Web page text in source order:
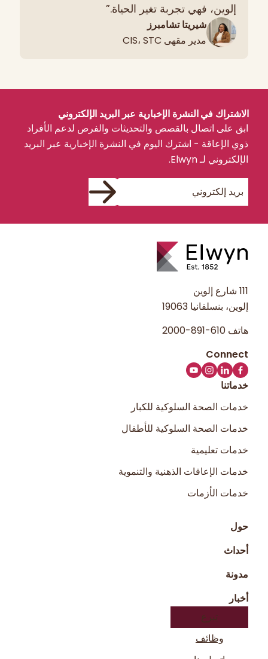
إلوين، فهي تجربة تغير الحياة.”
شيريتا تشامبرز
مدير مقهى CIS، STC
الاشتراك في النشرة الإخبارية عبر البريد الإلكتروني
ابق على اتصال بالقصص والتحديثات والفرص لدعم الأفراد
ذوي الإعاقة - اشترك اليوم في النشرة الإخبارية عبر البريد
الإلكتروني لـ Elwyn.
111 شارع إلوين
إلوين، بنسلفانيا 19063
هاتف 610-891-2000
خدماتنا
خدمات الصحة السلوكية للكبار
خدمات الصحة السلوكية للأطفال
خدمات تعليمية
خدمات الإعاقات الذهنية والتنموية
خدمات الأزمات
حول
أحداث
مدونة
أخبار
تبرع
وظائف